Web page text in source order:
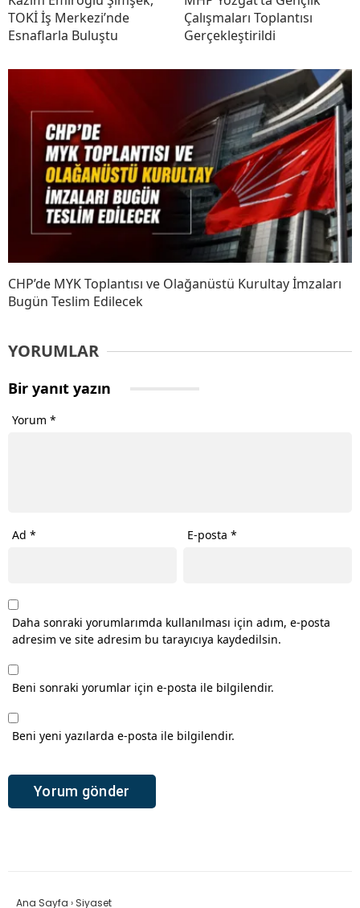
TOKİ İş Merkezi’nde
Esnaflarla Buluştu
Çalışmaları Toplantısı
Gerçekleştirildi
CHP’de MYK Toplantısı ve Olağanüstü Kurultay İmzaları
Bugün Teslim Edilecek
YORUMLAR
Bir yanıt yazın
Yorum *
Ad * E-posta*
Daha sonraki yorumlarımda kullanılması için adım, e-posta
adresim ve site adresim bu tarayıcıya kaydedilsin.
Beni sonraki yorumlar için e-posta ile bilgilendir.
Beni yeni yazılarda e-posta ile bilgilendir.
Ana Sayfa › Siyaset